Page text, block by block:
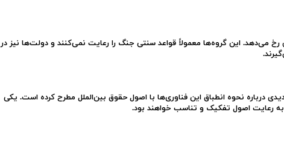
می‌دهد. این گروه‌ها معمولاً قواعد سنتی جنگ را رعایت نمی‌کنند و دولت‌ها نیز در
نحوه انطباق این فناوری‌ها با اصول حقوق بین‌الملل مطرح کرده است. یکی
رعایت اصول تفکیک و تناسب خواهند بود.